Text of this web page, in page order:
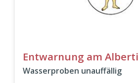
Entwarnung am
Wasserproben unauffällig